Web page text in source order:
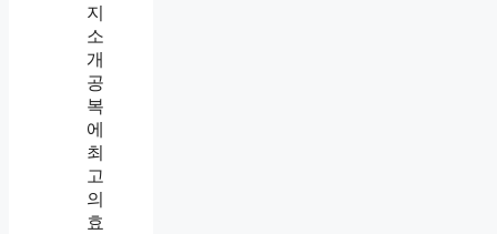
지
소
개
공
복
에
최
고
의
효